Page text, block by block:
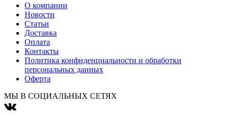
О компании
Новости
Статьи
Доставка
Оплата
Контакты
Политика конфиденциальности и обработки
персональных данных
Оферта
МЫ В СОЦИАЛЬНЫХ СЕТЯХ